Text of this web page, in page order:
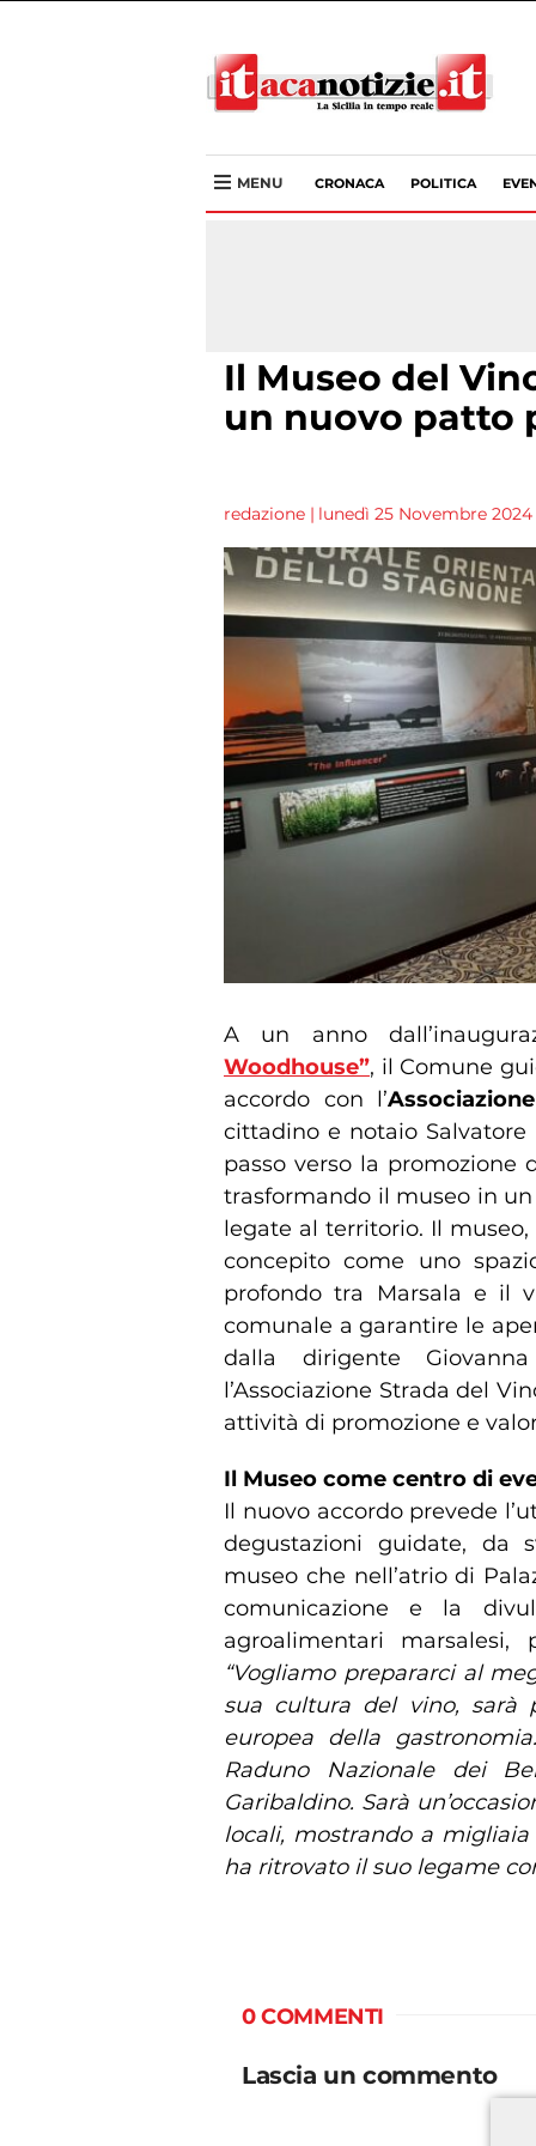
MENU CRONACA POLITICA
Il Museo del
un nuovo patto
redazione | lunedì 25 Novembre 2024
A un anno
Woodhouse”, il Comune
accordo con l’
cittadino e notaio Salvatore
passo verso la promozione
trasformando il museo in
legate al territorio. Il
concepito come uno
profondo tra Marsala e il
comunale a garantire le
dalla dirigente
l’Associazione Strada del
attività di promozione e
Il Museo come centro di
Il nuovo accordo prevede
degustazioni guidate, da
museo che nell’atrio di
comunicazione e la
agroalimentari
“Vogliamo prepararci al
sua cultura del vino, sarà
europea della
Raduno Nazionale dei
Garibaldino. Sarà
locali, mostrando a
ha ritrovato il suo legame
0 COMMENTI
Lascia un commento